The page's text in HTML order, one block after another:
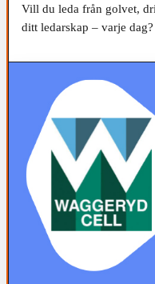
Vill du leda från golvet,
ditt ledarskap – varje dag?